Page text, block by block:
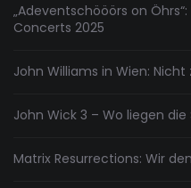
„Adeventschööörs on
Concerts 2025
John Williams in Wien:
John Wick 3 – Wo liegen
Matrix Resurrections: Wir